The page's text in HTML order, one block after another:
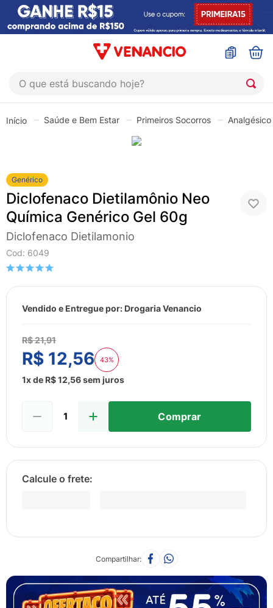
O que está buscando hoje?
Saúde e Bem Estar Primeiros Socorros
Genérico
Diclofenaco Dietilamônio Neo
Química Genérico Gel 60g
Diclofenaco Dietilamonio
Cod: 6049
Vendido e Entregue por: Drogaria Venancio
R$21,91
R$ 12,56 43%
1x de R$12,56sem juros
Comprar
Compartilhar
1º
coristina
fly gotas
5 º
protetor solar
6º
esmalte